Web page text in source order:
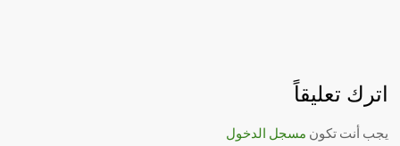
اترك تعليقاً
يجب أنت تكون مسجل الدخول